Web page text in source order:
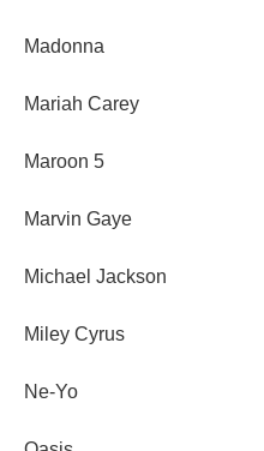
Madonna
Mariah Carey
Maroon 5
Marvin Gaye
Michael Jackson
Miley Cyrus
Ne-Yo